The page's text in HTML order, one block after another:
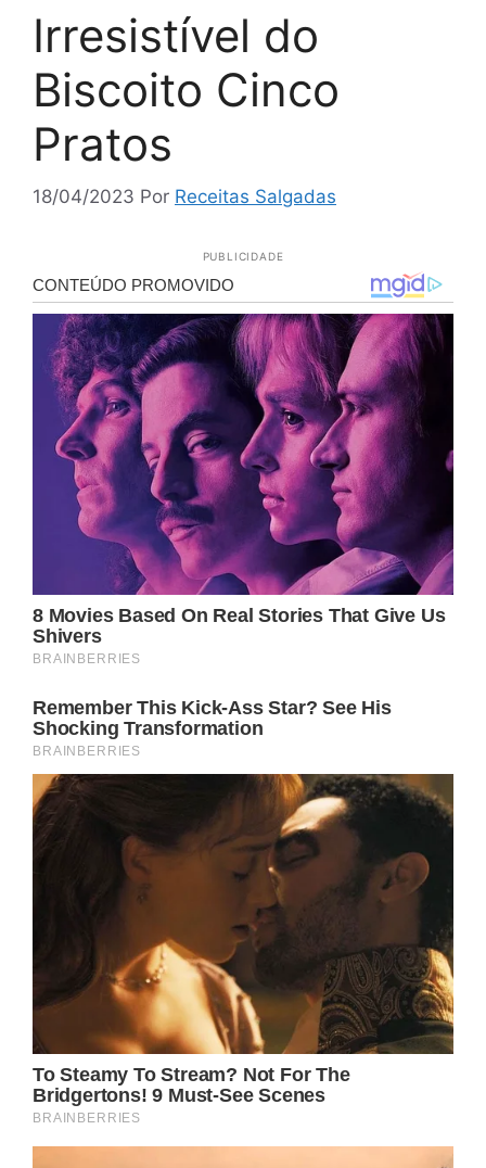
Irresistível do
Biscoito Cinco
Pratos
18/04/2023 Por Receitas Salgadas
PUBLICIDADE